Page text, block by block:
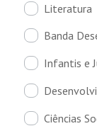
Literatura
Banda
Infantis e
Ciências